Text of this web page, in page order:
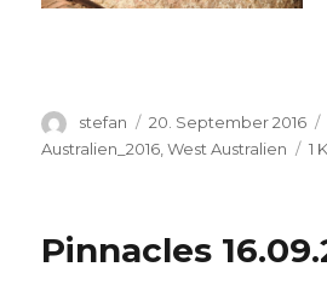
Autor
stefan
Veröffentlicht
am
20. September 2016
Australien_2016 ,West Australien 1
Pinnacles